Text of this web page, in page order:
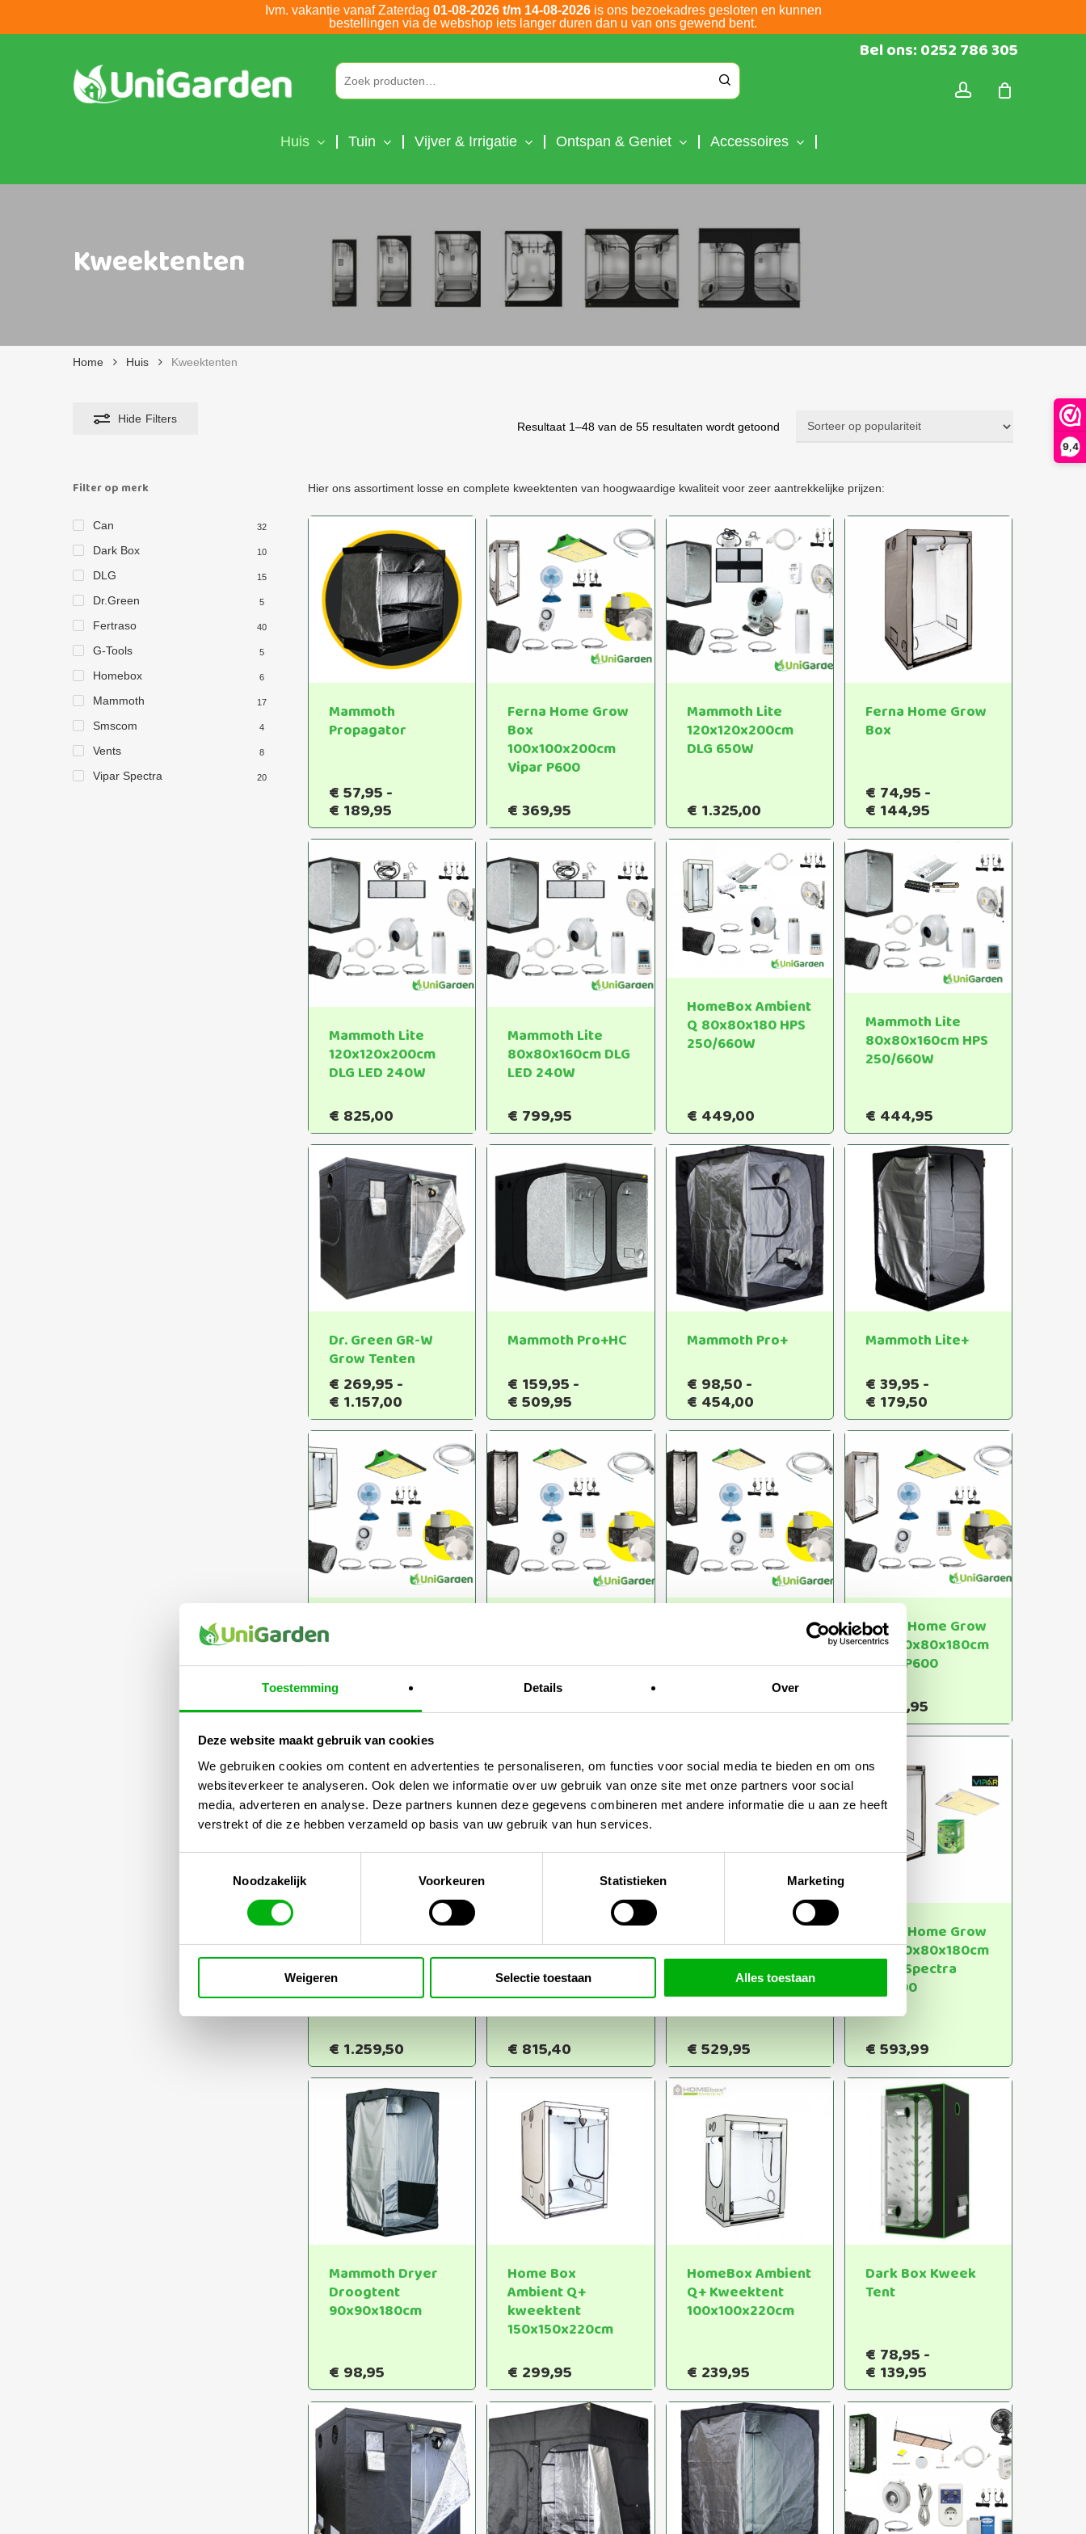
Toestemming Details Over
Deze website maakt gebruik van cookies
We gebruiken cookies om content en advertenties te personaliseren, om functies voor social media te bieden en om ons
websiteverkeer te analyseren. Ook delen we informatie over uw gebruik van onze site met onze partners voor social
media, adverteren en analyse. Deze partners kunnen deze gegevens combineren met andere informatie die u aan ze heeft
verstrekt of die ze hebben verzameld op basis van uw gebruik van hun services.
Noodzakelijk
Voorkeuren Statistieken Marketing
Weigeren Selectie toestaan Alles toestaan
9,4
Ivm. vakantie vanaf Zaterdag 01-08-2026 t/m 14-08-2026is ons bezoekadres gesloten en kunnen
bestellingen via de webshop iets langer duren dan u van ons gewend bent.
Bel ons: 0252 786 305
Huis Tuin Vijver & Irrigatie Ontspan & Geniet Accessoires
Kweektenten
Home Huis Kweektenten
Hide Filters
Resultaat 1–48 van de 55 resultaten wordt getoond Gesorteerd
Filter op merk
Can 32
Dark Box 10
DLG 15
Dr.Green 5
Fertraso 40
G-Tools 5
Homebox 6
Mammoth 17
Smscom 4
Vents 8
Vipar Spectra 20
Hier ons assortiment losse en complete kweektenten van hoogwaardige kwaliteit voor zeer aantrekkelijke prijzen:
Mammoth
Propagator
€57,95-
€ 189,95
€57,95
tot
€189,95
heeft
meerdere
variaties.
Deze
optie
kan
gekozen
worden
productpagina
Ferna Home Grow
Box
100x100x200cm
Vipar P600
€ 369,95
Mammoth Lite
120x120x200cm
DLG 650W
€ 1.325,00
Ferna Home Grow
Box
€ 74,95-
€ 144,95
€74,95
tot
€144,95
heeft
meerdere
variaties.
Deze
optie
gekozen
worden
de
productpagina
Mammoth Lite
120x120x200cm
DLG LED 240W
€ 825,00
Mammoth Lite
80x80x160cm DLG
LED 240W
€ 799,95
HomeBox Ambient
Q 80x80x180 HPS
250/660W
€ 449,00
Mammoth Lite
80x80x160cm HPS
250/660W
€ 444,95
Dr. Green GR-W
Grow Tenten
€ 269,95-
€ 1.157,00
€269,95
tot
€1.157,00
heeft
meerdere
variaties.
optie
kan
gekozen
worden
Mammoth Pro+HC
€ 159,95-
€ 509,95
€159,95
tot
€509,95
heeft
meerdere
variaties.
Deze
optie
kan
gekozen
worden
op
Mammoth Pro+
€ 98,50-
€ 454,00Prijsklasse:
€98,50
tot
€454,00
heeft
meerdere
variaties.
Deze
optie
kan
gekozen
worden
op
productpagina
Mammoth Lite+
€39,95-
€ 179,50
€39,95
tot
€179,50
heeft
meerdere
variaties.
Deze
optie
kan
gekozen
worden
productpagina
Vipar P600
€339,95
Vipar XS1500
€478,40
Vipar P600
€308,40
Ferna Home Grow
Box 80x80x180cm
Vipar P600
€359,95
Ferna Home Grow
Box
DLG LED 480W
€ 1.259,50
Mammoth Classic+
80x80x180cm DLG
LED 240W
€ 815,40
Ferna Home Grow
Box
100x100x200cm
Vipar Spectra
€529,95
Ferna Home Grow
Box 80x80x180cm
Vipar Spectra
XS2000
€593,99
Mammoth Dryer
Droogtent
90x90x180cm
€ 98,95
Home Box
Ambient Q+
kweektent
150x150x220cm
€ 299,95
HomeBox Ambient
Q+ Kweektent
100x100x220cm
€ 239,95
Dark Box Kweek
Tent
€ 78,95-
€ 139,95
€78,95
tot
€139,95
heeft
meerdere
variaties.
Deze
optie
kan
gekozen